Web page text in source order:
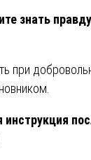
знать
при
инструкция